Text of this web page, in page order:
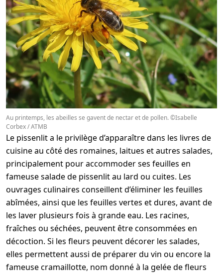
Au printemps, les abeilles se gavent de nectar et de pollen. ©Isabelle
Corbex / ATMB
Le pissenlit a le privilège d’apparaître dans les livres de
cuisine au côté des romaines, laitues et autres salades,
principalement pour accommoder ses feuilles en
fameuse salade de pissenlit au lard ou cuites. Les
ouvrages culinaires conseillent d’éliminer les feuilles
abîmées, ainsi que les feuilles vertes et dures, avant de
les laver plusieurs fois à grande eau. Les racines,
fraîches ou séchées, peuvent être consommées en
décoction. Si les fleurs peuvent décorer les salades,
elles permettent aussi de préparer du vin ou encore la
fameuse cramaillotte, nom donné à la gelée de fleurs